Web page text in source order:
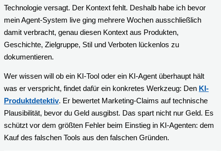
Technologie versagt. Der Kontext fehlt. Deshalb habe ich bevor
mein Agent-System live ging mehrere Wochen ausschließlich
damit verbracht, genau diesen Kontext aus Produkten,
Geschichte, Zielgruppe, Stil und Verboten lückenlos zu
dokumentieren.
Wer wissen will ob ein KI-Tool oder ein KI-Agent überhaupt hält
was er verspricht, findet dafür ein konkretes Werkzeug: Den KI-
Produktdetektiv. Er bewertet Marketing-Claims auf technische
Plausibilität, bevor du Geld ausgibst. Das spart nicht nur Geld. Es
schützt vor dem größten Fehler beim Einstieg in KI-Agenten: dem
Kauf des falschen Tools aus den falschen Gründen.